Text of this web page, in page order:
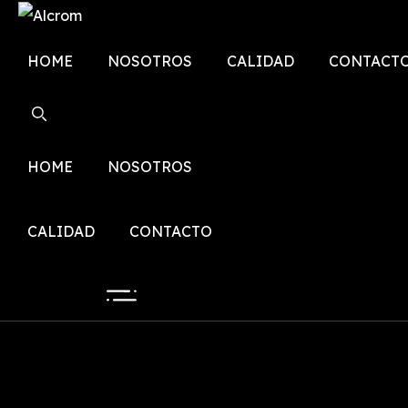
Skip
contentHOME NOSOTROS CALIDAD
HOME NOSOTROS
CALIDAD CONTACTO